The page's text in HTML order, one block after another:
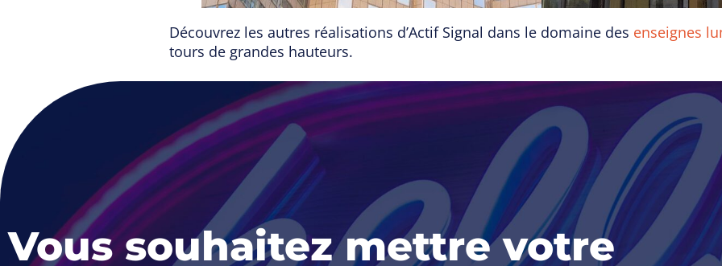
Découvrez les autres réalisations d’Actif Signal dans le domaine des enseignes
tours de grandes hauteurs.
Vous souhaitez mettre votre